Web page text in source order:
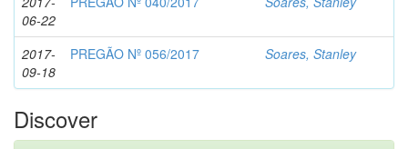
06-22
2017-
09-18
PREGÃO Nº 056/2017 Soares, Stanley
Discover